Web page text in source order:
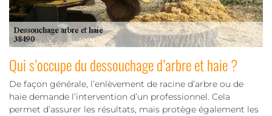
Qui s’occupe du dessouchage d’arbre et haie ?
De façon générale, l’enlèvement de racine d’arbre ou de
haie demande l’intervention d’un professionnel. Cela
permet d’assurer les résultats, mais protège également les